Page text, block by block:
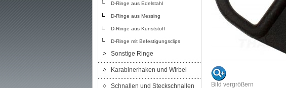
D-Ringe aus Edelstahl
D-Ringe aus Messing
D-Ringe aus Kunststoff
D-Ringe mit Befestigungsclips
Sonstige Ringe
Karabinerhaken und Wirbel
Schnallen und Steckschnallen Bild vergrößern